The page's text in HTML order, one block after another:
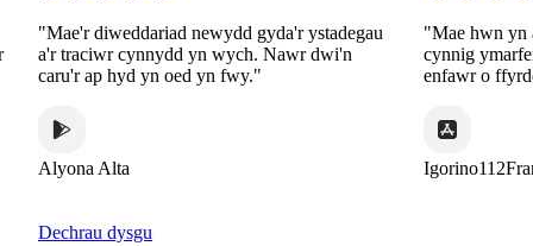
"Mae'r diweddariad newydd gyda'r ystadegau
a'r traciwr cynnydd yn wych. Nawr dwi'n
caru'r ap hyd yn oed yn fwy."
Alyona Alta
"Mae hwn yn ap
cynnig ymarfer
enfawr o ffyrdd
Igorino112France
Dechrau dysgu